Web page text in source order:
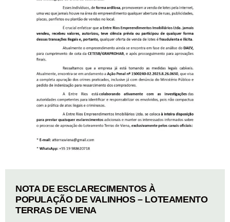
NOTA DE ESCLARECIMENTOS À
POPULAÇÃO DE VALINHOS – LOTEAMENTO
TERRAS DE VIENA